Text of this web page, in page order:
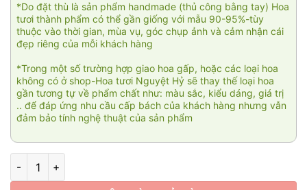
*Do đặt thù là sản phẩm handmade (thủ công bằng tay) Hoa
tươi thành phẩm có thể gần giống với mẫu 90-95%-tùy
thuộc vào thời gian, mùa vụ, góc chụp ảnh và cảm nhận cái
đẹp riêng của mỗi khách hàng
*Trong một số trường hợp giao hoa gấp, hoặc các loại hoa
không có ở shop-Hoa tươi Nguyệt Hỷ sẽ thay thế loại hoa
gần tương tự về phẩm chất như: màu sắc, kiểu dáng, giá trị
.. để đáp ứng nhu cầu cấp bách của khách hàng nhưng vẫn
đảm bảo tính nghệ thuật của sản phẩm
Hương nắng số lượng